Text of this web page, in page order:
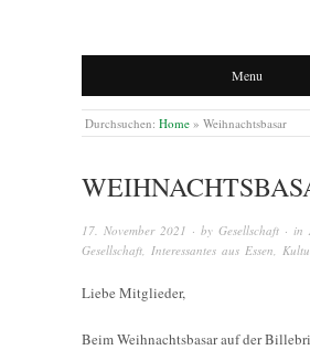
Menu
Durchsuchen: Home » Weihnachtsbasar
17. November 2021 · by Gesellschaft · in
Gesellschaft, Interessantes aus Essen,
Liebe Mitglieder,
Beim Weihnachtsbasar auf der